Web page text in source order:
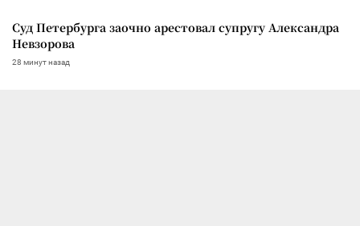
Суд Петербурга заочно арестовал супругу Александра
Невзорова
28 минут назад